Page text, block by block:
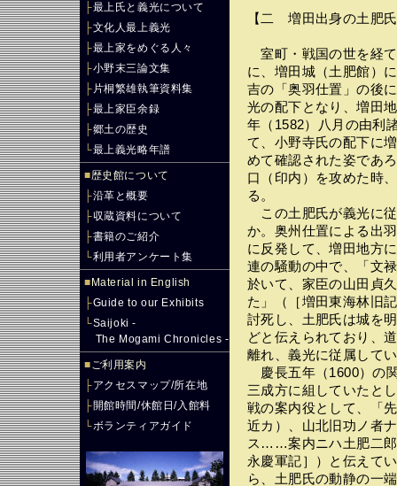
├最上氏と義光について
├文化人最上義光
├最上家をめぐる人々
├小野末三論文集
├ 片桐繁雄執筆資料集
├最上家臣余録
├郷土の歴史
└最上義光略年譜
■歴史館について
├沿革と概要
├収蔵資料について
├書籍のご紹介
└利用者アンケート集
■ Material in English
├Guide to our Exhibits
└Saijoki -
The Mogami Chronicles -
■ご利用案内
├アクセスマップ/所在地
├開館時間/休館日/入館料
└ボランティアガイド
【二 増田出身の土肥
室町・戦国の世を経
に、増田城（土肥館）
吉の「奥羽仕置」の後
光の配下となり、増田
年（1582）八月の由利
て、小野寺氏の配下に
めて確認された姿であ
口（印内）を攻めた時
る。
この土肥氏が義光に
か。奥州仕置による出
に反発して、増田地方
連の騒動の中で、「文
於いて、家臣の山田貞
た」（［増田東海林旧
討死し、土肥氏は城を
どと伝えられており、
離れ、義光に従属して
慶長五年（1600）の
三成方に組していたと
戦の案内役として、「
近カ）、山北旧功ノ者
ス……案内ニハ土肥二
永慶軍記］）と伝えて
ら、土肥氏の動静の一